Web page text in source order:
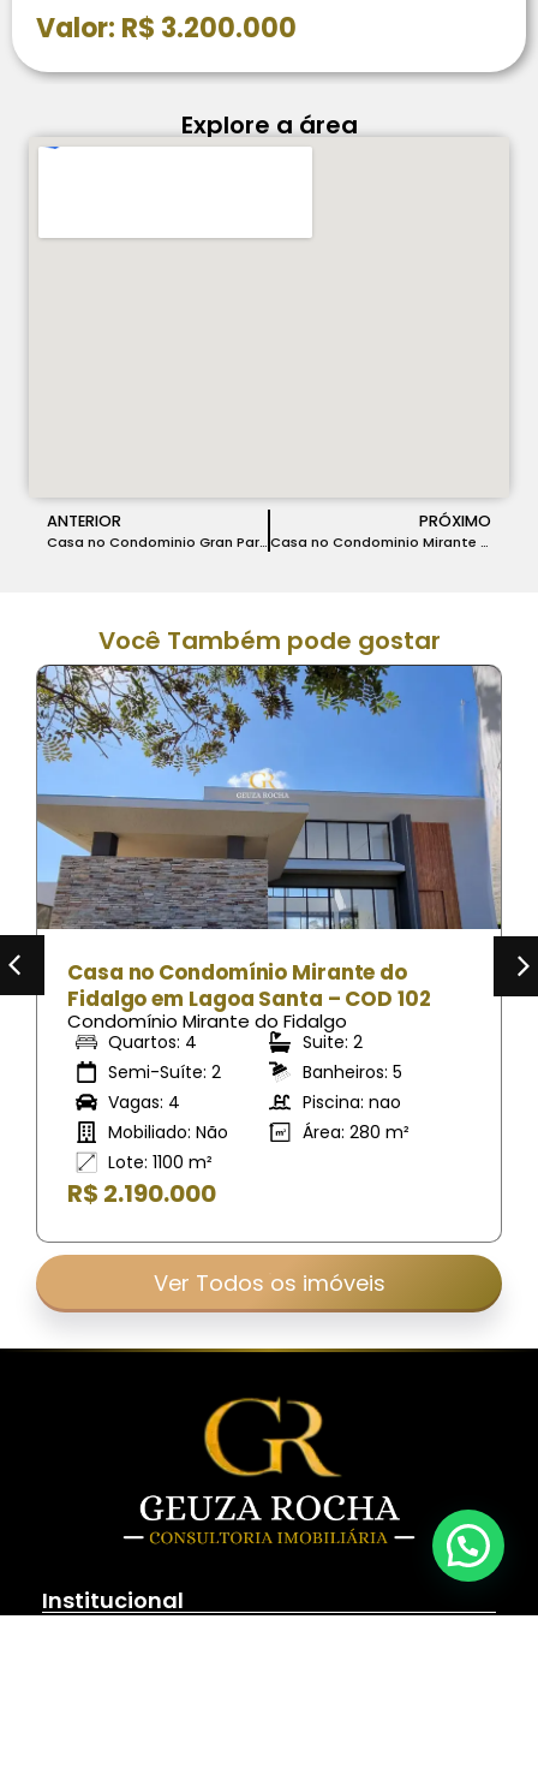
Valor: R$ 3.200.000
Explore a área
ANTERIOR
Casa no Condominio Gran Park Toscana em Vespasiano – COD 220
PRÓXIMO
Casa no Condominio Mirante do Fidalgo em Lagoa Santa – COD 222
Você Também pode gostar
Casa no Condomínio Mirante do
Fidalgo em Lagoa Santa – COD 102
Condomínio Mirante do Fidalgo
Quartos: 4
Semi-Suíte: 2
Vagas: 4
Mobiliado: Não
Lote: 1100 m²
Suite: 2
Banheiros: 5
Piscina: nao
Área: 280 m²
R$ 2.190.000
Ver Todos os imóveis
Institucional